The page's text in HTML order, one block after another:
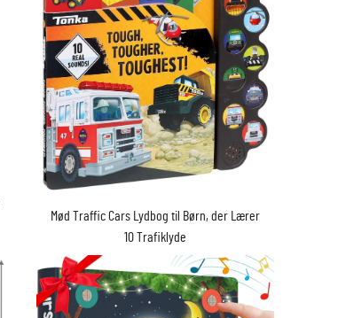
Mød Traffic Cars Lydbog til Børn, der Lærer
10 Trafiklyde